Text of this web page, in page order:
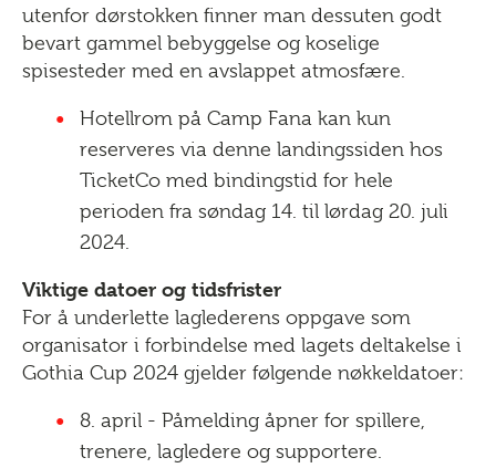
utenfor dørstokken finner man dessuten godt
bevart gammel bebyggelse og koselige
spisesteder med en avslappet atmosfære.
Hotellrom på Camp Fana kan kun
reserveres via denne landingssiden hos
TicketCo med bindingstid for hele
perioden fra søndag 14. til lørdag 20. juli
2024.
Viktige datoer og tidsfrister
For å underlette laglederens oppgave som
organisator i forbindelse med lagets deltakelse i
Gothia Cup 2024 gjelder følgende nøkkeldatoer:
8. april - Påmelding åpner for spillere,
trenere, lagledere og supportere.